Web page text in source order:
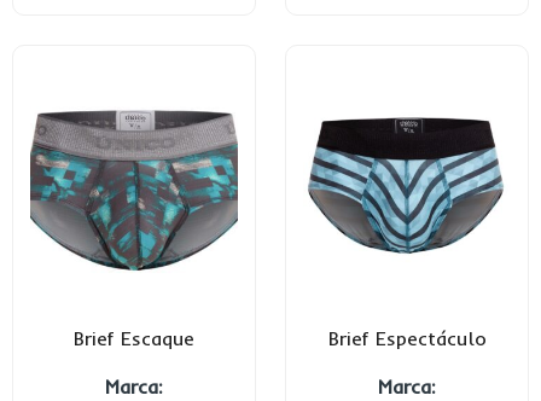
Brief Escaque
Marca:
Brief Espectáculo
Marca: